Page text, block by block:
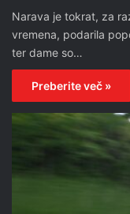
Narava je tokrat, za
vremena, podarila
ter dame so…
Preberite več »